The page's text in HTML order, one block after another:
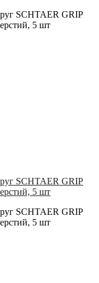
SCHTAER GRIP
5 шт
SCHTAER GRIP
5 шт
SCHTAER GRIP
5 шт